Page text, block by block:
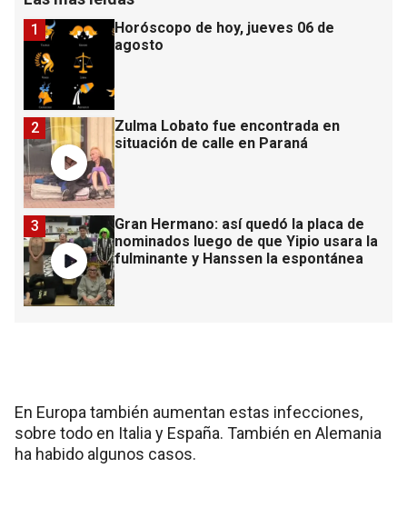
Horóscopo de hoy, jueves 06 de
agosto
1
Zulma Lobato fue encontrada en
situación de calle en Paraná
2
Gran Hermano: así quedó la placa de
nominados luego de que Yipio usara la
fulminante y Hanssen la espontánea
3
En Europa también aumentan estas infecciones,
sobre todo en Italia y España. También en Alemania
ha habido algunos casos.